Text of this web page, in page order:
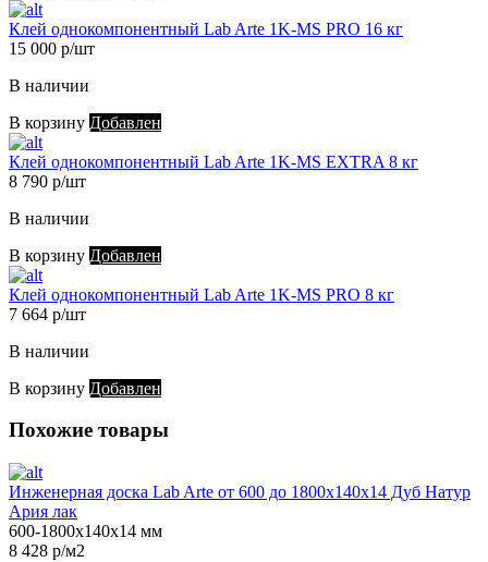
Клей однокомпонентный Lab Arte 1K-MS PRO 16 кг
15 000 р/шт
В наличии
В корзину Добавлен
Клей однокомпонентный Lab Arte 1K-MS EXTRA 8 кг
8 790 р/шт
В наличии
В корзину Добавлен
Клей однокомпонентный Lab Arte 1K-MS PRO 8 кг
7 664 р/шт
В наличии
В корзину Добавлен
Похожие товары
Инженерная доска Lab Arte от 600 до 1800х140х14 Дуб Натур
Ария лак
600-1800х140х14 мм
8 428 р/м2